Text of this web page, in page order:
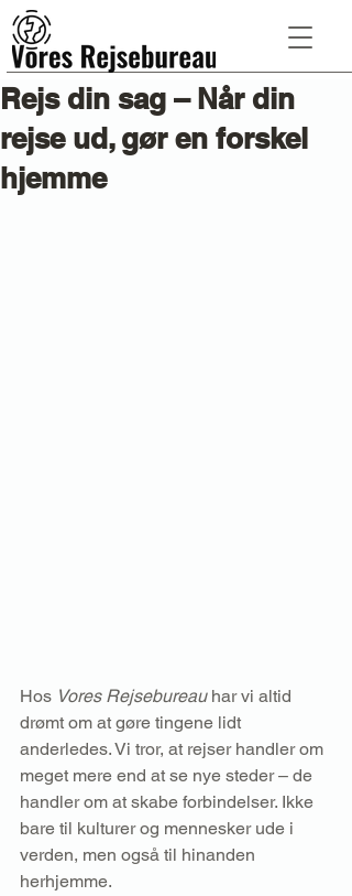
Rejs din sag – Når din
rejse ud, gør en forskel
hjemme
Hos Vores Rejsebureau har vi altid
drømt om at gøre tingene lidt
anderledes. Vi tror, at rejser handler om
meget mere end at se nye steder – de
handler om at skabe forbindelser. Ikke
bare til kulturer og mennesker ude i
verden, men også til hinanden
herhjemme.